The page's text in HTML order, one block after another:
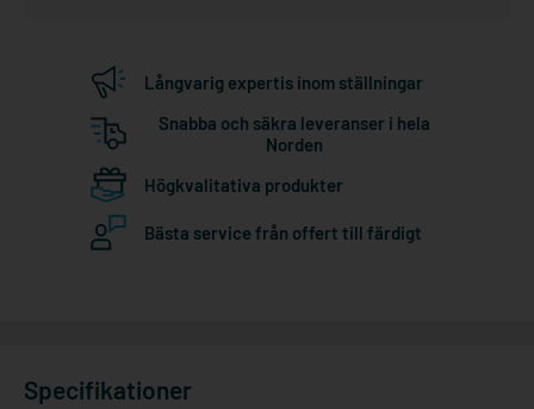
Långvarig expertis inom ställningar
Snabba och säkra leveranser i hela
Norden
Högkvalitativa produkter
Bästa service från offert till färdigt
Specifikationer